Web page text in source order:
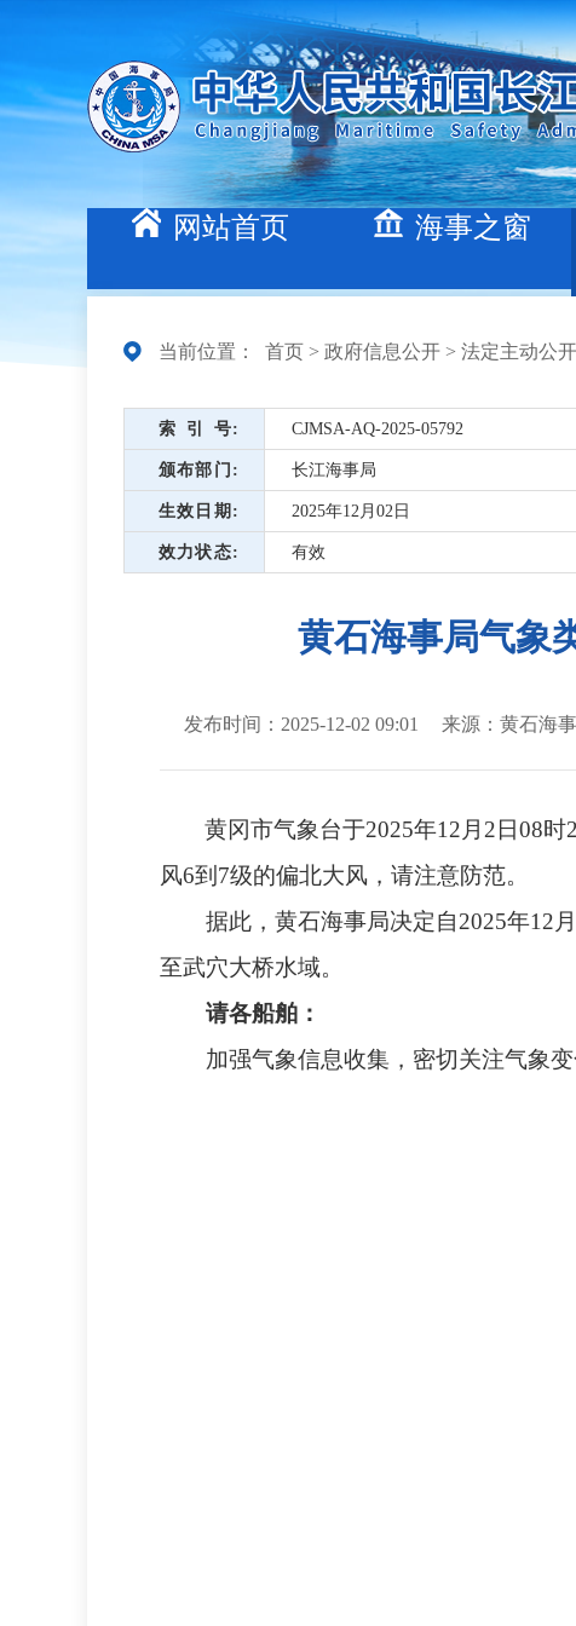
网站首页 海事之窗
当前位置： 首页 > 政府信息公开 > 法定主动公
索引号 CJMSA-AQ-2025-05792
颁布部门 长江海事局
生效日期 2025年12月02日
效力状态 有效
黄石海事局气象
发布时间：2025-12-02 09:01 来源：黄石海
黄冈市气象台于2025年12 月 2 日08时
风6到7级的偏北大风，请注意防范。
据此，黄石海事局决定自2025年12 月
至武穴大桥水域。
请各船舶：
加强气象信息收集，密切关注气象